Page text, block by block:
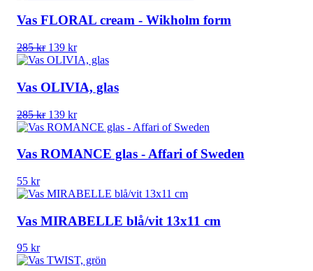
Vas FLORAL cream - Wikholm form
285kr Det
ursprungliga
var:
285 kr.
139 krDet
nuvarande
är:
139 kr.
Vas OLIVIA, glas
285kr Det
ursprungliga
var:
139 krDet
nuvarande
är:
Vas ROMANCE glas - Affari of Sweden
55 kr
Vas MIRABELLE blå/vit 13x11 cm
95 kr